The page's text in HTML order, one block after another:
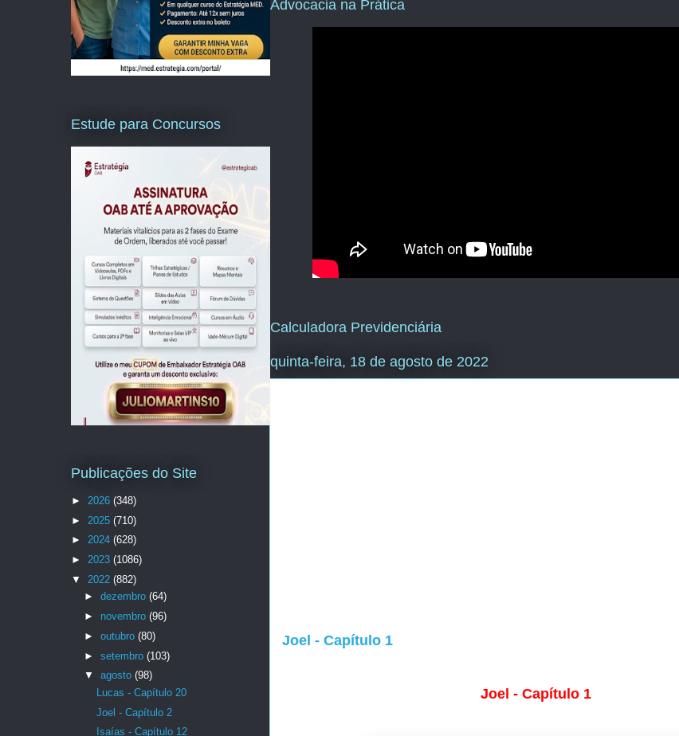
Advocacia na Prática
Calculadora Previdenciária
quinta-feira, 18 de agosto de 2022
Joel - Capítulo 1
Joel - Capítulo 1
Estude para Concursos
Publicações do Site
► 2026 (348)
► 2025 (710)
► 2024 (628)
► 2023 (1086)
▼ 2022 (882)
► dezembro (64)
► novembro (96)
► outubro (80)
► setembro (103)
▼ agosto (98)
Lucas - Capítulo 20
Joel - Capítulo 2
Isaías - Capítulo 12